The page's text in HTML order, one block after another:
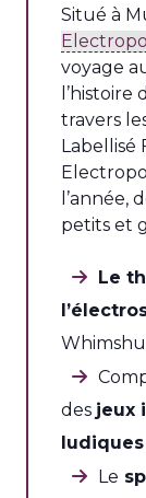
Situé à
voyage
l’histoire
travers
Labellisé
l’année,
petits et
Le
des jeux
ludiques
Le